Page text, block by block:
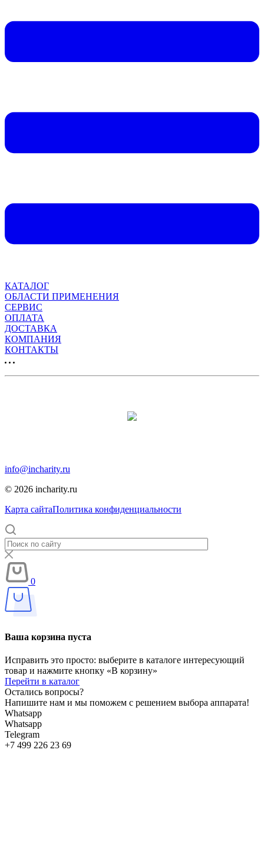
КАТАЛОГ
ОБЛАСТИ ПРИМЕНЕНИЯ
СЕРВИС
ОПЛАТА
ДОСТАВКА
КОМПАНИЯ
КОНТАКТЫ
info@incharity.ru
© 2026 incharity.ru
Карта сайтаПолитика конфиденциальности
0
Ваша корзина пуста
Исправить это просто: выберите в каталоге интересующий
товар и нажмите кнопку «В корзину»
Перейти в каталог
Остались вопросы?
Напишите нам и мы поможем с решением выбора аппарата!
Whatsapp
Whatsapp
Telegram
+7 499 226 23 69